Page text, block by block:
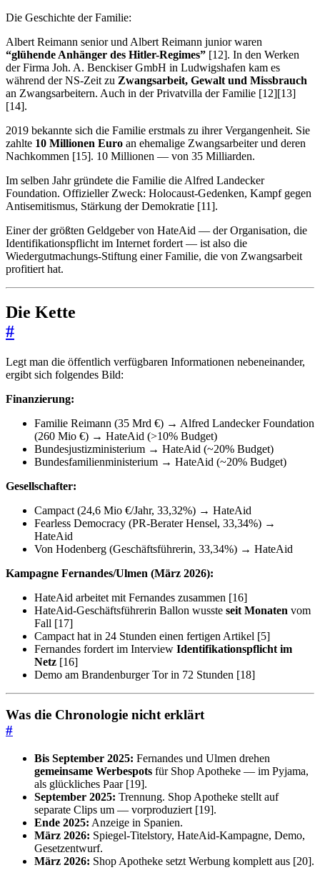
Die Geschichte der Familie:
Albert Reimann senior und Albert Reimann junior waren
“glühende Anhänger des Hitler-Regimes” [12]. In den Werken
der Firma Joh. A. Benckiser GmbH in Ludwigshafen kam es
während der NS-Zeit zu Zwangsarbeit, Gewalt und Missbrauch
an Zwangsarbeitern. Auch in der Privatvilla der Familie [12][13]
[14].
2019 bekannte sich die Familie erstmals zu ihrer Vergangenheit. Sie
zahlte 10 Millionen Euro an ehemalige Zwangsarbeiter und deren
Nachkommen [15]. 10 Millionen — von 35 Milliarden.
Im selben Jahr gründete die Familie die Alfred Landecker
Foundation. Offizieller Zweck: Holocaust-Gedenken, Kampf gegen
Antisemitismus, Stärkung der Demokratie [11].
Einer der größten Geldgeber von HateAid — der Organisation, die
Identifikationspflicht im Internet fordert — ist also die
Wiedergutmachungs-Stiftung einer Familie, die von Zwangsarbeit
profitiert hat.
Die Kette
#
Legt man die öffentlich verfügbaren Informationen nebeneinander,
ergibt sich folgendes Bild:
Finanzierung:
Familie Reimann (35 Mrd €) → Alfred Landecker Foundation
(260 Mio €) → HateAid (>10% Budget)
Bundesjustizministerium → HateAid (~20% Budget)
Bundesfamilienministerium → HateAid (~20% Budget)
Gesellschafter:
Campact (24,6 Mio €/Jahr, 33,32%) → HateAid
Fearless Democracy (PR-Berater Hensel, 33,34%) →
HateAid
Von Hodenberg (Geschäftsführerin, 33,34%) → HateAid
Kampagne Fernandes/Ulmen (März 2026):
HateAid arbeitet mit Fernandes zusammen [16]
HateAid-Geschäftsführerin Ballon wusste seit Monaten vom
Fall [17]
Campact hat in 24 Stunden einen fertigen Artikel [5]
Fernandes fordert im Interview Identifikationspflicht im
Netz [16]
Demo am Brandenburger Tor in 72 Stunden [18]
Was die Chronologie nicht erklärt
#
Bis September 2025: Fernandes und Ulmen drehen
gemeinsame Werbespots für Shop Apotheke — im Pyjama,
als glückliches Paar [19].
September 2025: Trennung. Shop Apotheke stellt auf
separate Clips um — vorproduziert [19].
Ende 2025: Anzeige in Spanien.
März 2026: Spiegel-Titelstory, HateAid-Kampagne, Demo,
Gesetzentwurf.
März 2026: Shop Apotheke setzt Werbung komplett aus [20].